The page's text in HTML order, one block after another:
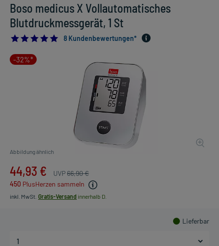
Boso medicus X Vollautomatisches
Blutdruckmessgerät, 1 St
5.0
8 Kundenbewertungen*
-32%*
Abbildung ähnlich
44,93 € UVP66,90 €
450 PlusHerzen sammeln
inkl. MwSt. Gratis-Versand innerhalb D.
Lieferbar